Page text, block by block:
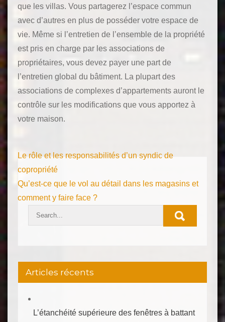
que les villas. Vous partagerez l’espace commun
avec d’autres en plus de posséder votre espace de
vie. Même si l’entretien de l’ensemble de la propriété
est pris en charge par les associations de
propriétaires, vous devez payer une part de
l’entretien global du bâtiment. La plupart des
associations de complexes d’appartements auront le
contrôle sur les modifications que vous apportez à
votre maison.
Navigation
de
l’article
Le rôle et les responsabilités d’un syndic de
copropriété
Qu’est-ce que le vol au détail dans les magasins et
comment y faire face ?
Articles récents
L’étanchéité supérieure des fenêtres à battant